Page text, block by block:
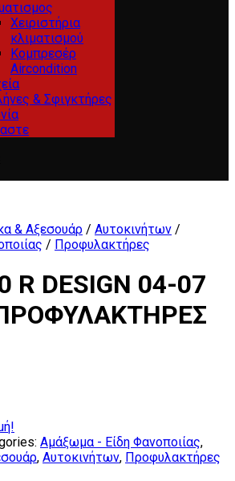
Χειριστήρια
κλιματισμού
Κομπρεσέρ
Aircondition
& Σφιγκτήρες
& Αξεσουάρ / Αυτοκινήτων /
/ Προφυλακτήρες
R DESIGN 04-07
Αμάξωμα - Είδη Φανοποιίας,
, Αυτοκινήτων, Προφυλακτήρες